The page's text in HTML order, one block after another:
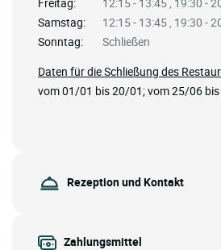
Samstag:
12:15 - 13:45 , 19:30 -
Sonntag:
Schließen
Daten für die Schließung des
vom 01/01 bis 20/01; vom 25/06
Rezeption und Kontakt
Zahlungsmittel